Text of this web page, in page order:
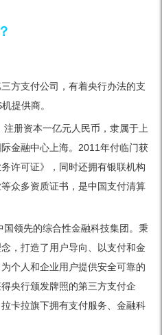
方支付公司，有着央行办法的支
提供商。
册资本一亿元人民币，隶属于上
金融中心上海。2011年付临门获
许可证》，同时还拥有银联机构
众多资质证书，是中国支付清算
领先的综合性金融科技集团。秉
，打造了用户导向、以支付和金
个人和企业用户提供安全可靠的
央行颁发牌照的第三方支付企
卡拉旗下拥有支付服务、金融科